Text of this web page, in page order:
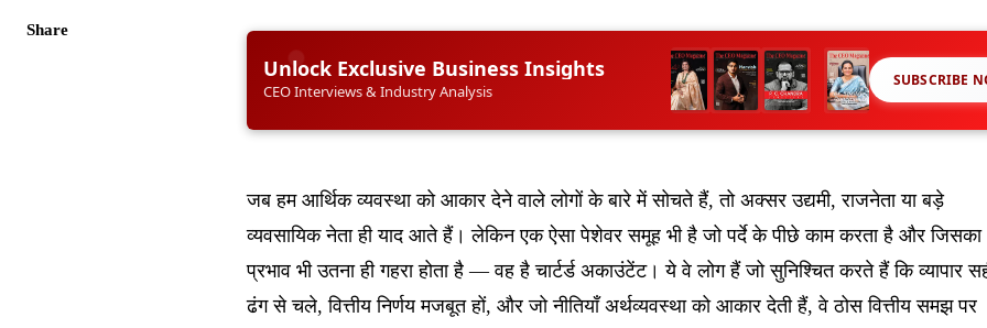
Share
Unlock Exclusive Business Insights
CEO Interviews & Industry Analysis
SUBSCRIBE
जब हम आर्थिक व्यवस्था को आकार देने वाले लोगों के बारे में सोचते हैं, तो अक्सर उद्यमी, राजनेता या बड़े
व्यवसायिक नेता ही याद आते हैं। लेकिन एक ऐसा पेशेवर समूह भी है जो पर्दे के पीछे काम करता है और जिसका
प्रभाव भी उतना ही गहरा होता है — वह है चार्टर्ड अकाउंटेंट। ये वे लोग हैं जो सुनिश्चित करते हैं कि व्यापार
ढंग से चले, वित्तीय निर्णय मजबूत हों, और जो नीतियाँ अर्थव्यवस्था को आकार देती हैं, वे ठोस वित्तीय समझ पर